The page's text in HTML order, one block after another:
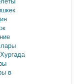
Хургада
в